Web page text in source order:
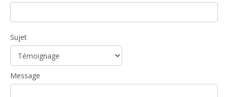
Sujet
Message